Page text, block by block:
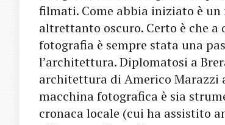
filmati. Come abbia iniziato è
altrettanto oscuro. Certo è che
fotografia è sempre stata una
l’architettura. Diplomatosi a
architettura di Americo Marazzi
macchina fotografica è sia
cronaca locale (cui ha assistito